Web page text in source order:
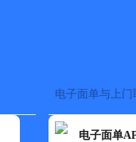
电子面单与上门
电子面单